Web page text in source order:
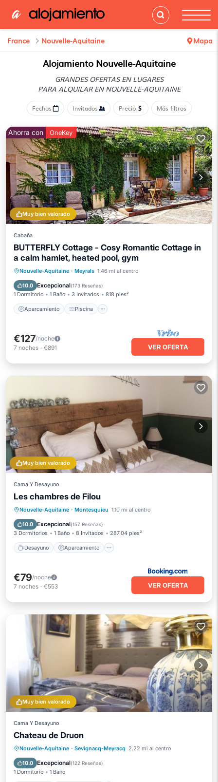
France Nouvelle-Aquitaine Mapa
Alojamiento Nouvelle-Aquitaine
GRANDES OFERTAS EN LUGARES
PARA ALQUILAR EN NOUVELLE-AQUITAINE
Fechas Invitados Precio Más filtros
Muy bien valorado
Ahorra con OneKey
Cabaña
BUTTERFLY Cottage - Cosy Romantic Cottage in
a calm hamlet, heated pool, gym
Nouvelle-Aquitaine · Meyrals 1.46 mi al centro
10.0 Excepcional(173 Reseñas)
1 Dormitorio 1 Baño 3 Invitados 818 pies²
Aparcamiento Piscina
Aparcamiento Piscina
Balcón/Terraza
€127/noche
7 noches - €891 VER OFERTA
Muy bien valorado
Cama Y Desayuno
Les chambres de Filou
Nouvelle-Aquitaine · Montesquieu 1.10 mi al centro
10.0 Excepcional(157 Reseñas)
3 Dormitorios 1 Baño 8 Invitados 287.04 pies²
Desayuno Aparcamiento
Desayuno Aparcamiento
Piscina
Balcón/Terraza
€79/noche
7 noches - €553 VER OFERTA
Muy bien valorado
Cama Y Desayuno
Chateau de Druon
Nouvelle-Aquitaine · Sevignacq-Meyracq 2.22 mi al centro
10.0 Excepcional(122 Reseñas)
1 Dormitorio 1 Baño
Desayuno
Aparcamiento
Balcón/Terraza